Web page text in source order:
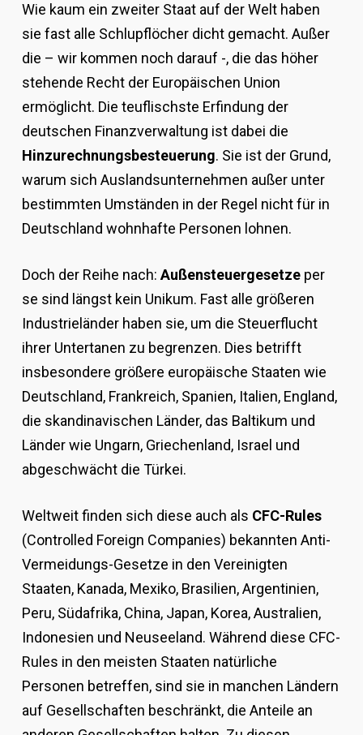
Wie kaum ein zweiter Staat auf der Welt haben
sie fast alle Schlupflöcher dicht gemacht. Außer
die – wir kommen noch darauf -, die das höher
stehende Recht der Europäischen Union
ermöglicht. Die teuflischste Erfindung der
deutschen Finanzverwaltung ist dabei die
Hinzurechnungsbesteuerung. Sie ist der Grund,
warum sich Auslandsunternehmen außer unter
bestimmten Umständen in der Regel nicht für in
Deutschland wohnhafte Personen lohnen.
Doch der Reihe nach: Außensteuergesetzeper
se sind längst kein Unikum. Fast alle größeren
Industrieländer haben sie, um die Steuerflucht
ihrer Untertanen zu begrenzen. Dies betrifft
insbesondere größere europäische Staaten wie
Deutschland, Frankreich, Spanien, Italien, England,
die skandinavischen Länder, das Baltikum und
Länder wie Ungarn, Griechenland, Israel und
abgeschwächt die Türkei.
Weltweit finden sich diese auch als CFC-Rules
(Controlled Foreign Companies) bekannten Anti-
Vermeidungs-Gesetze in den Vereinigten
Staaten, Kanada, Mexiko, Brasilien, Argentinien,
Peru, Südafrika, China, Japan, Korea, Australien,
Indonesien und Neuseeland. Während diese CFC-
Rules in den meisten Staaten natürliche
Personen betreffen, sind sie in manchen Ländern
auf Gesellschaften beschränkt, die Anteile an